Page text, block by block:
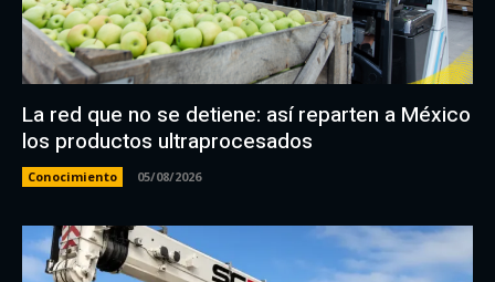
La red que no se detiene: así reparten a México
los productos ultraprocesados
Conocimiento 05/08/2026